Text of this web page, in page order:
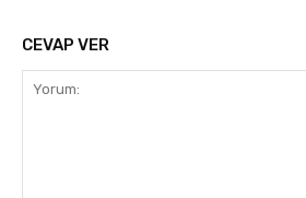
CEVAP VER